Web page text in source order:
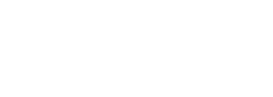
aktiv sind, bleiben die Datenraten hoch – und
spannenden Multiplayer-Kämpfen profitieren Sie von
6. Das Tüpfelchen auf dem i sind die neuen
Ihrer Geräte verbessern.
6690 Cable etablierte Standards wie WLAN 5
mit allen Geräten.